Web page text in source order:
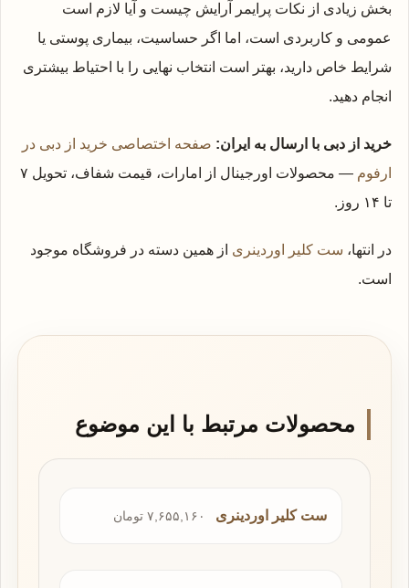
بخش زیادی از نکات پرایمر آرایش چیست و آیا لازم است
عمومی و کاربردی است، اما اگر حساسیت، بیماری پوستی یا
شرایط خاص دارید، بهتر است انتخاب نهایی را با احتیاط بیشتری
انجام دهید.
خرید از دبی با ارسال به ایران: صفحه اختصاصی خرید از دبی در
ارفوم
— محصولات اورجینال از امارات، قیمت شفاف، تحویل ۷
تا ۱۴ روز.
در انتها، ست کلیر اوردینری از همین دسته در فروشگاه موجود
است.
محصولات مرتبط با این موضوع
ست کلیر اوردینری ۷,۶۵۵,۱۶۰ تومان